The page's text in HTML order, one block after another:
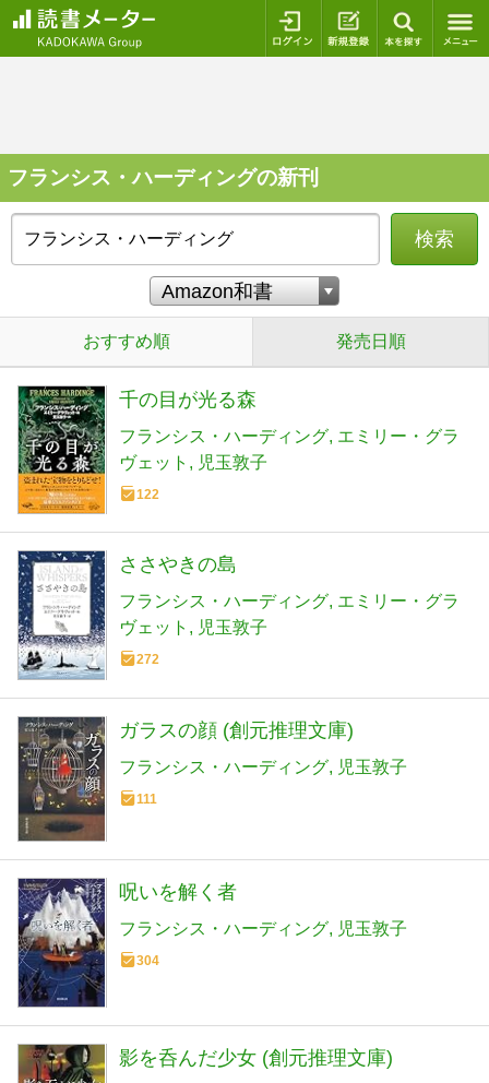
ログイン 新規登録
フランシス・ハーディングの新刊
検索
おすすめ順 発売日順
千の目が光る森
フランシス・ハーディング エミリー・グラ
ヴェット
児玉敦子
122
ささやきの島
フランシス・ハーディング エミリー・グラ
ヴェット
児玉敦子
272
ガラスの顔 (創元推理文庫)
フランシス・ハーディング 児玉敦子
111
呪いを解く者
フランシス・ハーディング 児玉敦子
304
影を呑んだ少女 (創元推理文庫)